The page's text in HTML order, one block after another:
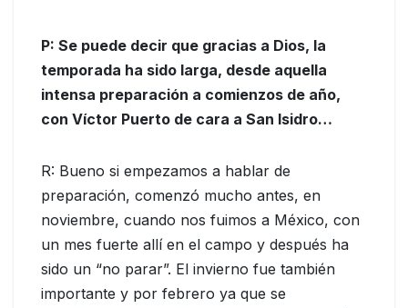
P: Se puede decir que gracias a Dios, la
temporada ha sido larga, desde aquella
intensa preparación a comienzos de año,
con Víctor Puerto de cara a San Isidro…
R: Bueno si empezamos a hablar de
preparación, comenzó mucho antes, en
noviembre, cuando nos fuimos a México, con
un mes fuerte allí en el campo y después ha
sido un “no parar”. El invierno fue también
importante y por febrero ya que se